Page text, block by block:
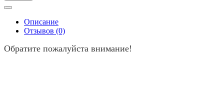
Описание
Отзывов (0)
Обратите пожалуйста внимание!